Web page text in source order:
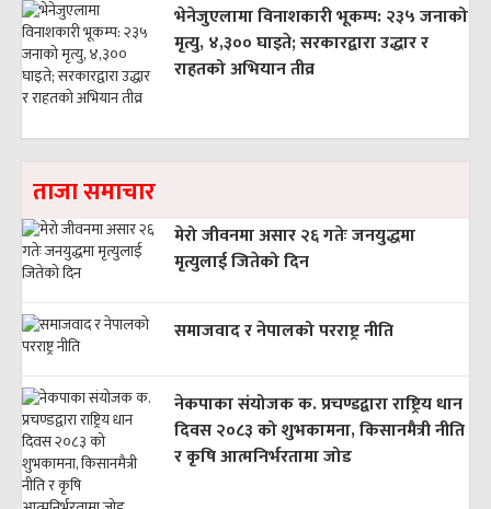
भेनेजुएलामा विनाशकारी भूकम्प: २३५ जनाको
मृत्यु, ४,३०० घाइते; सरकारद्वारा उद्धार र
राहतको अभियान तीव्र
ताजा समाचार
मेरो जीवनमा असार २६ गतेः जनयुद्धमा
मृत्युलाई जितेको दिन
समाजवाद र नेपालको परराष्ट्र नीति
नेकपाका संयोजक क. प्रचण्डद्वारा राष्ट्रिय धान
दिवस २०८३ को शुभकामना, किसानमैत्री नीति
र कृषि आत्मनिर्भरतामा जोड